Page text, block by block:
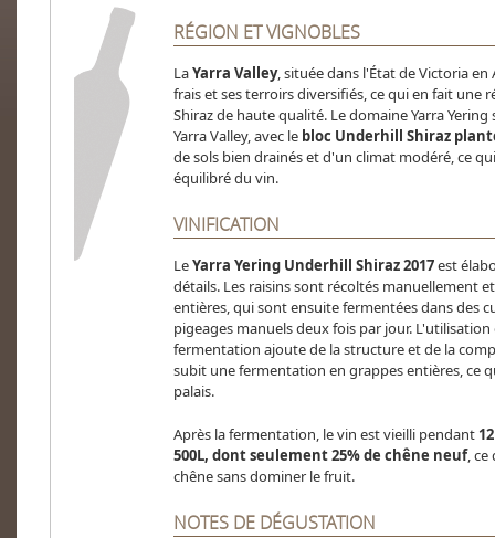
RÉGION ET VIGNOBLES
LaYarra Valley, située dans l'État de Victoria
frais et ses terroirs diversifiés, ce qui en fait une
Shiraz de haute qualité. Le domaine Yarra
Yarra Valley, avec le bloc Underhill Shiraz
de sols bien drainés et d'un climat modéré, ce
équilibré du vin.
VINIFICATION
LeYarra Yering Underhill Shiraz 2017est
détails. Les raisins sont récoltés manuellement
entières, qui sont ensuite fermentées dans des
pigeages manuels deux fois par jour.
fermentation ajoute de la structure et de la
subit une fermentation en grappes entières, ce
palais.
Après la fermentation, le vin est vieilli pendant
500L, dont seulement 25% de chêne neuf, ce
chêne sans dominer le fruit.
NOTES DE DÉGUSTATION